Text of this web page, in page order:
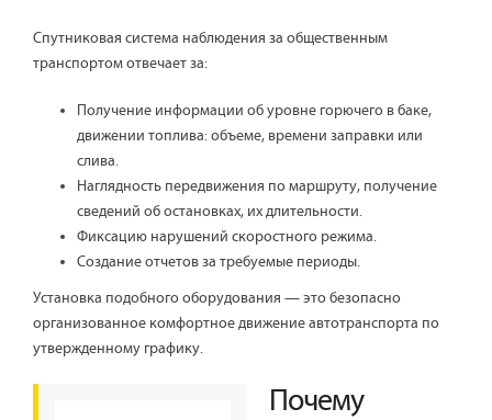
Спутниковая система наблюдения за общественным
транспортом отвечает за:
Получение информации об уровне горючего в баке,
движении топлива: объеме, времени заправки или
слива.
Наглядность передвижения по маршруту, получение
сведений об остановках, их длительности.
Фиксацию нарушений скоростного режима.
Создание отчетов за требуемые периоды.
Установка подобного оборудования — это безопасно
организованное комфортное движение автотранспорта по
утвержденному графику.
Почему